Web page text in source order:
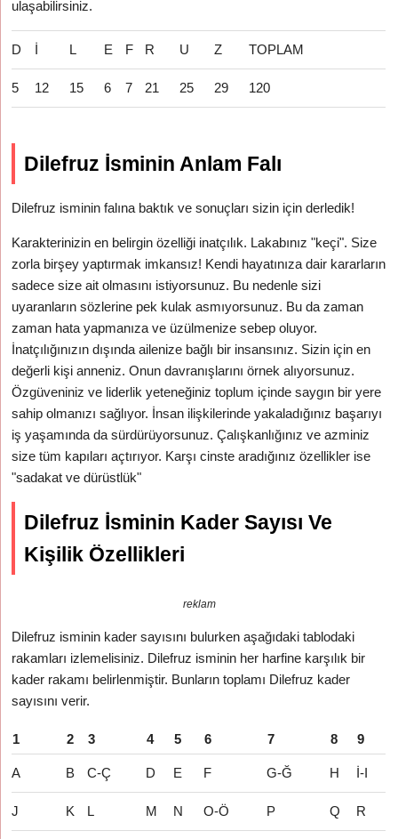
ulaşabilirsiniz.
D İ L E F R U Z TOPLAM
5 12 15 6 7 21 25 29 120
Dilefruz İsminin Anlam Falı
Dilefruz isminin falına baktık ve sonuçları sizin için derledik!
Karakterinizin en belirgin özelliği inatçılık. Lakabınız "keçi". Size
zorla birşey yaptırmak imkansız! Kendi hayatınıza dair kararların
sadece size ait olmasını istiyorsunuz. Bu nedenle sizi
uyaranların sözlerine pek kulak asmıyorsunuz. Bu da zaman
zaman hata yapmanıza ve üzülmenize sebep oluyor.
İnatçılığınızın dışında ailenize bağlı bir insansınız. Sizin için en
değerli kişi anneniz. Onun davranışlarını örnek alıyorsunuz.
Özgüveniniz ve liderlik yeteneğiniz toplum içinde saygın bir yere
sahip olmanızı sağlıyor. İnsan ilişkilerinde yakaladığınız başarıyı
iş yaşamında da sürdürüyorsunuz. Çalışkanlığınız ve azminiz
size tüm kapıları açtırıyor. Karşı cinste aradığınız özellikler ise
"sadakat ve dürüstlük"
Dilefruz İsminin Kader Sayısı Ve
Kişilik Özellikleri
reklam
Dilefruz isminin kader sayısını bulurken aşağıdaki tablodaki
rakamları izlemelisiniz. Dilefruz isminin her harfine karşılık bir
kader rakamı belirlenmiştir. Bunların toplamı Dilefruz kader
sayısını verir.
1 2 3 4 5 6 7 8 9
A B C-Ç D E F G-Ğ H İ-I
J K L M N O-Ö P Q R